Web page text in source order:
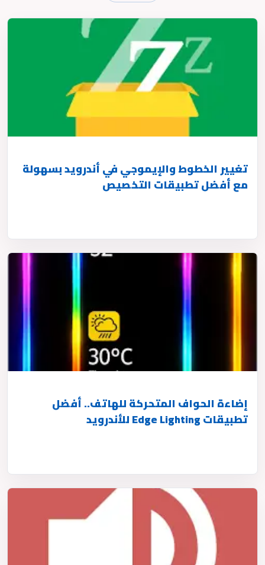
تغيير الخطوط والإيموجي في أندرويد بسهولة
مع أفضل تطبيقات التخصيص
إضاءة الحواف المتحركة للهاتف.. أفضل
تطبيقات Edge Lighting للأندرويد